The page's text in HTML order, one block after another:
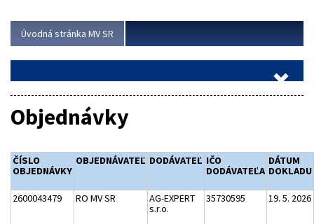
Úvodná stránka MV SR
Objednávky
ČÍSLO
OBJEDNÁVKY
OBJEDNÁVATEĽ DODÁVATEĽ IČO
DODÁVATEĽA
DÁTUM
DOKLADU
2600043479 RO MV SR
AG-EXPERT
s.r.o.
35730595 19. 5. 2026